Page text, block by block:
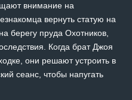
внимание на
вернуть статую на
берегу пруда Охотников,
Когда брат Джоя
они решают устроить в
сеанс, чтобы напугать